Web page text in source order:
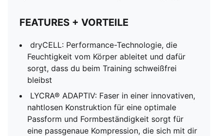
FEATURES + VORTEILE
dryCELL: Performance-Technologie, die
Feuchtigkeit vom Körper ableitet und dafür
sorgt, dass du beim Training schweißfrei
bleibst
LYCRA® ADAPTIV: Faser in einer innovativen,
nahtlosen Konstruktion für eine optimale
Passform und Formbeständigkeit sorgt für
eine passgenaue Kompression, die sich mit dir